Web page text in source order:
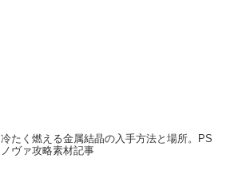
冷たく燃える金属結晶の入手方法と場所。PS
ノヴァ攻略素材記事